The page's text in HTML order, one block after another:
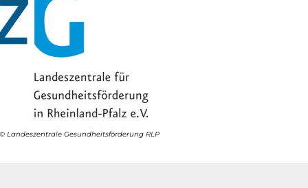
© Landeszentrale Gesundheitsförderung RLP